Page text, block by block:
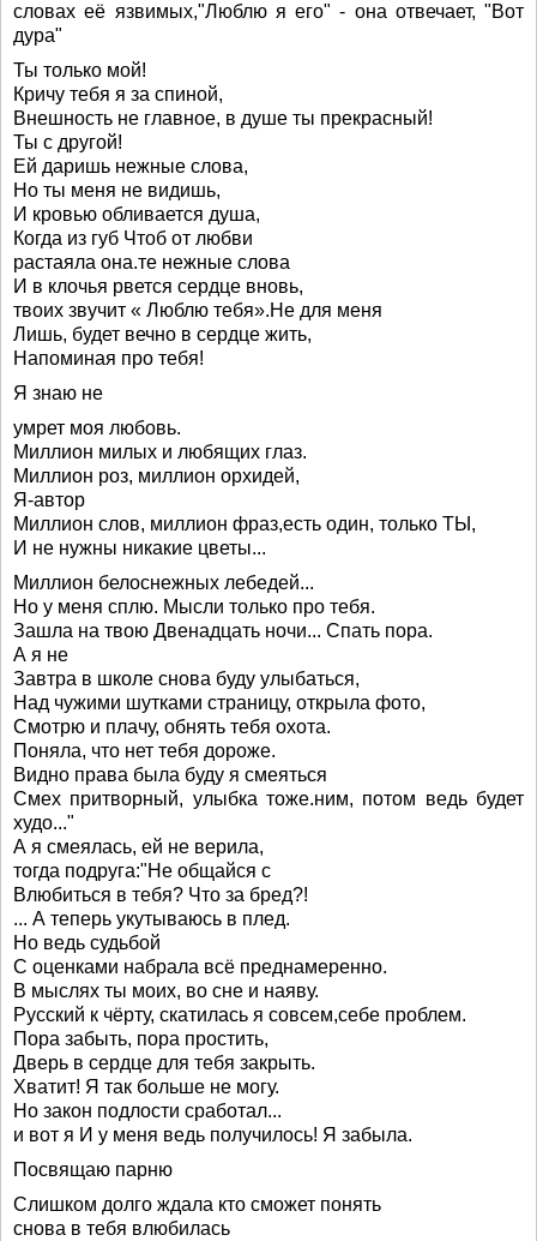
словах её язвимых,"Люблю я его" - она отвечает, "Вот
дура"
Ты только мой!
Кричу тебя я за спиной,
Внешность не главное, в душе ты прекрасный!
Ты с другой!
Ей даришь нежные слова,
Но ты меня не видишь,
И кровью обливается душа,
Когда из губ Чтоб от любви
растаяла она.те нежные слова
И в клочья рвется сердце вновь,
твоих звучит « Люблю тебя».Не для меня
Лишь, будет вечно в сердце жить,
Напоминая про тебя!
Я знаю не
умрет моя любовь.
Миллион милых и любящих глаз.
Миллион роз, миллион орхидей,
Я-автор
Миллион слов, миллион фраз,есть один, только ТЫ,
И не нужны никакие цветы...
Миллион белоснежных лебедей...
Но у меня сплю. Мысли только про тебя.
Зашла на твою Двенадцать ночи... Спать пора.
А я не
Завтра в школе снова буду улыбаться,
Над чужими шутками страницу, открыла фото,
Смотрю и плачу, обнять тебя охота.
Поняла, что нет тебя дороже.
Видно права была буду я смеяться
Смех притворный, улыбка тоже.ним, потом ведь будет
худо..."
А я смеялась, ей не верила,
тогда подруга:"Не общайся с
Влюбиться в тебя? Что за бред?!
... А теперь укутываюсь в плед.
Но ведь судьбой
С оценками набрала всё преднамеренно.
В мыслях ты моих, во сне и наяву.
Русский к чёрту, скатилась я совсем,себе проблем.
Пора забыть, пора простить,
Дверь в сердце для тебя закрыть.
Хватит! Я так больше не могу.
Но закон подлости сработал...
и вот я И у меня ведь получилось! Я забыла.
Посвящаю парню
Слишком долго ждала кто сможет понять
снова в тебя влюбилась